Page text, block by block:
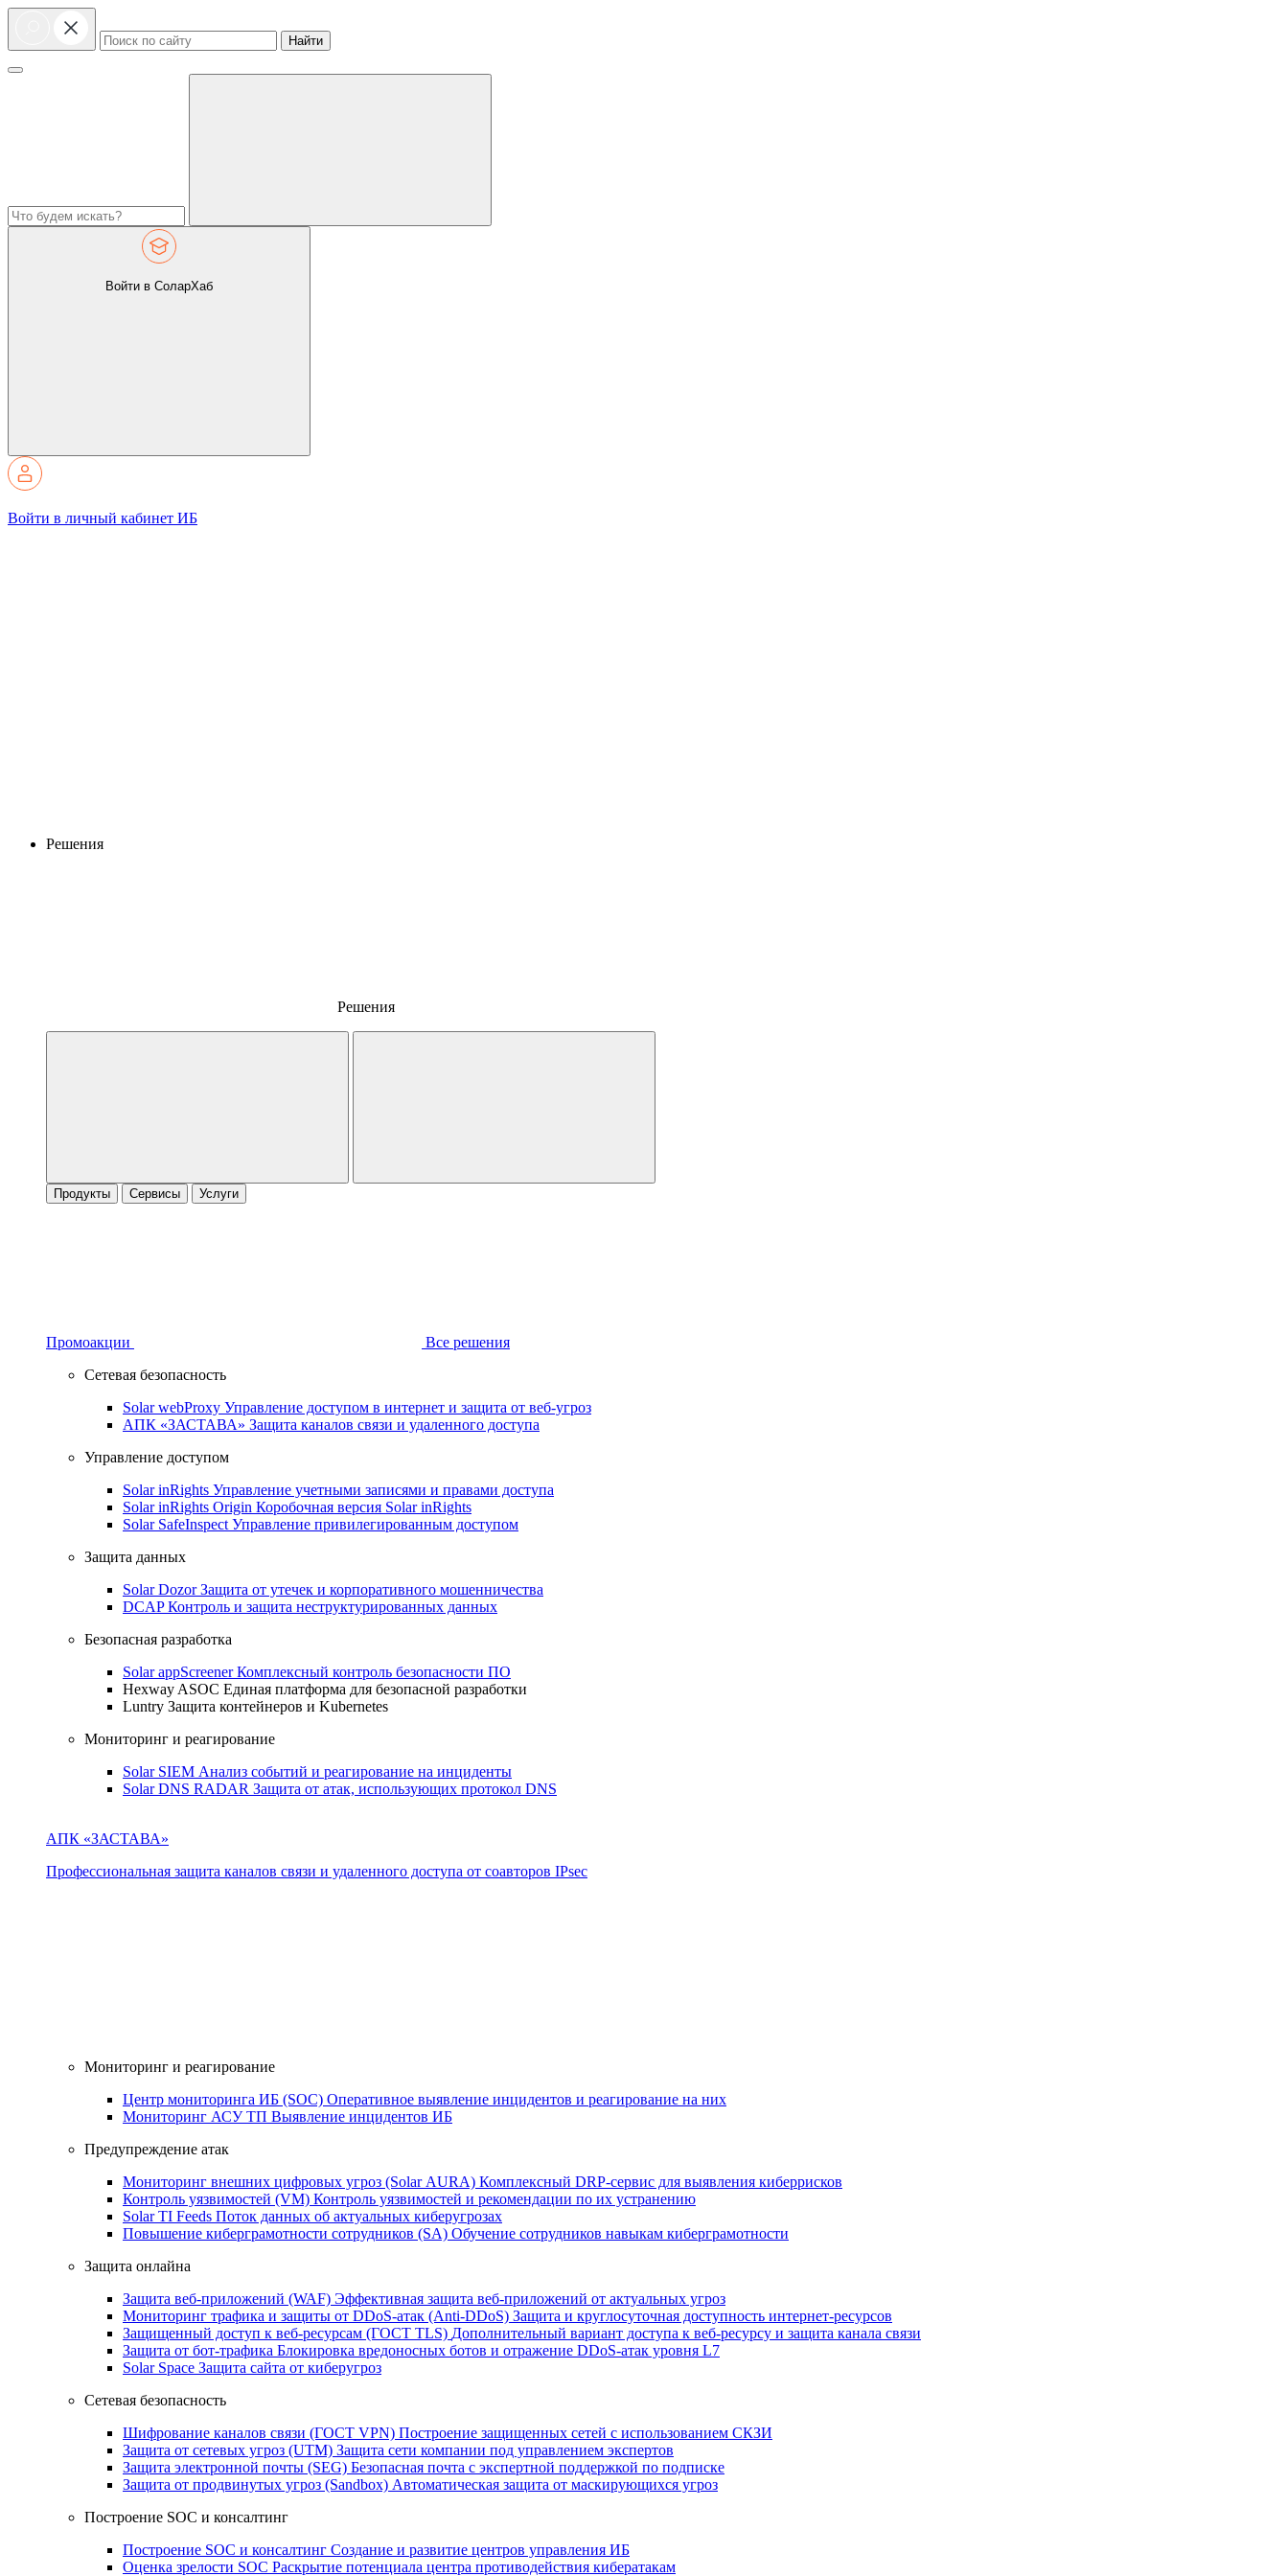
Найти
Войти в СоларХаб
Войти в личный кабинет ИБ
Решения
Решения
Продукты Сервисы Услуги
Промоакции
Все решения
Сетевая безопасность
Solar webProxy Управление доступом в интернет и защита от веб-угроз
АПК «ЗАСТАВА» Защита каналов связи и удаленного доступа
Управление доступом
Solar inRights Управление учетными записями и правами доступа
Solar inRights Origin Коробочная версия Solar inRights
Solar SafeInspect Управление привилегированным доступом
Защита данных
Solar DozorЗащита от утечек и корпоративного мошенничества
DCAPКонтроль и защита неструктурированных данных
Безопасная разработка
Solar appScreenerКомплексный контроль безопасности ПО
Hexway ASOC Единая платформа для безопасной разработки
Luntry Защита контейнеров и Kubernetes
Мониторинг и реагирование
Solar SIEM Анализ событий и реагирование на инциденты
Solar DNS RADAR Защита от атак, использующих протокол DNS
АПК «ЗАСТАВА»
Профессиональная защита каналов связи и удаленного доступа от соавторов IPsec
Мониторинг и реагирование
Центр мониторинга ИБ (SOC) Оперативное выявление инцидентов и реагирование на них
Мониторинг АСУ ТП Выявление инцидентов ИБ
Предупреждение атак
Мониторинг внешних цифровых угроз (Solar AURA) Комплексный DRP-сервис для выявления киберрисков
Контроль уязвимостей (VM) Контроль уязвимостей и рекомендации по их устранению
Solar TI Feeds Поток данных об актуальных киберугрозах
Повышение киберграмотности сотрудников (SA) Обучение сотрудников навыкам киберграмотности
Защита онлайна
Защита веб-приложений (WAF) Эффективная защита веб-приложений от актуальных угроз
Мониторинг трафика и защиты от DDoS‑атак (Anti‑DDoS) Защита и круглосуточная доступность интернет-ресурсов
Защищенный доступ к веб-ресурсам (ГОСТ TLS) Дополнительный вариант доступа к веб‑ресурсу и защита канала связи
Защита от бот‑трафика Блокировка вредоносных ботов и отражение DDoS‑атак уровня L7
Solar Space Защита сайта от киберугроз
Сетевая безопасность
Шифрование каналов связи (ГОСТ VPN) Построение защищенных сетей с использованием СКЗИ
Защита от сетевых угроз (UTM) Защита сети компании под управлением экспертов
Защита электронной почты (SEG) Безопасная почта с экспертной поддержкой по подписке
Защита от продвинутых угроз (Sandbox) Автоматическая защита от маскирующихся угроз
Построение SOC и консалтинг
Построение SOC и консалтинг Создание и развитие центров управления ИБ
Оценка зрелости SOC Раскрытие потенциала центра противодействия кибератакам